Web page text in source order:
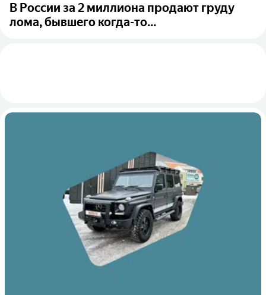
В России за 2 миллиона продают груду
лома, бывшего когда-то...